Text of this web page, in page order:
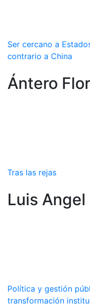
Ser cercano a
contrario a China
Ántero
Tras las rejas
Luis Angel
Política y gestión
transformación